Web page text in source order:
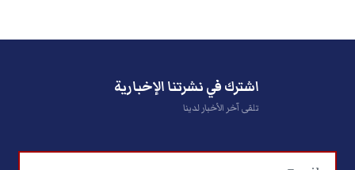
اشترك في نشرتنا الإخبارية
تلقى آخر الأخبار لدينا